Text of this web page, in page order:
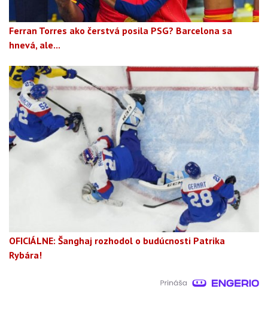
Ferran Torres ako čerstvá posila PSG? Barcelona sa
hnevá, ale...
OFICIÁLNE: Šanghaj rozhodol o budúcnosti Patrika
Rybára!